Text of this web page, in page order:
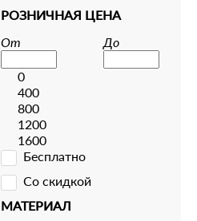
РОЗНИЧНАЯ ЦЕНА
От
До
0
400
800
1200
1600
Бесплатно
Со скидкой
МАТЕРИАЛ